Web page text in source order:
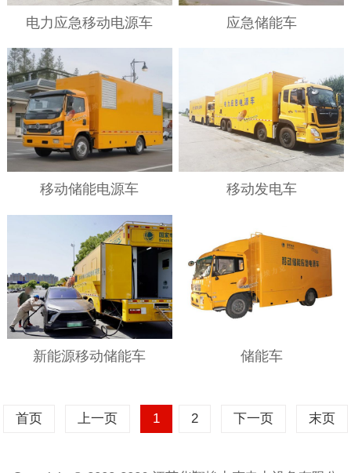
电力应急移动电源车 应急储能车
移动储能电源车 移动发电车
新能源移动储能车 储能车
首页 上一页 1 2 下一页 末页